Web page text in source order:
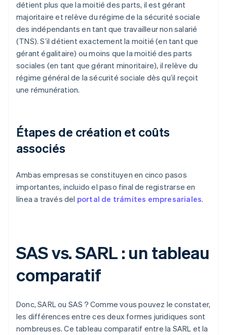
détient plus que la moitié des parts, il est gérant
majoritaire et relève du régime de la sécurité sociale
des indépendants en tant que travailleur non salarié
(TNS). S’il détient exactement la moitié (en tant que
gérant égalitaire) ou moins que la moitié des parts
sociales (en tant que gérant minoritaire), il relève du
régime général de la sécurité sociale dès qu’il reçoit
une rémunération.
Étapes de création et coûts
associés
Ambas empresas se constituyen en cinco pasos
importantes, incluido el paso final de registrarse en
línea a través del portal de trámites empresariales.
SAS vs. SARL : un tableau
comparatif
Donc, SARL ou SAS ? Comme vous pouvez le constater,
les différences entre ces deux formes juridiques sont
nombreuses. Ce tableau comparatif entre la SARL et la